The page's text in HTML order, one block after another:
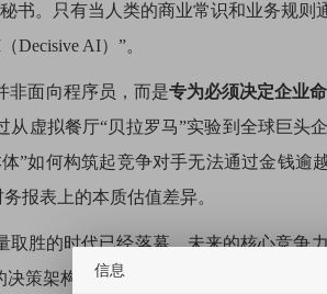
书。只有当人类的商业常识和业务规
Decisive AI）”。
非面向程序员，而是专为必须决定企业
从虚拟餐厅“贝拉罗马”实验到全球巨头
”如何构筑起竞争对手无法通过金钱
务报表上的本质估值差异。
取胜的时代已经落幕。未来的核心竞争
决策架构，现在请务必关注“本体”这一
信息